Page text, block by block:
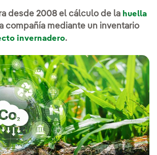
desde 2008 el cálculo de la huella
compañía mediante un inventario
invernadero.